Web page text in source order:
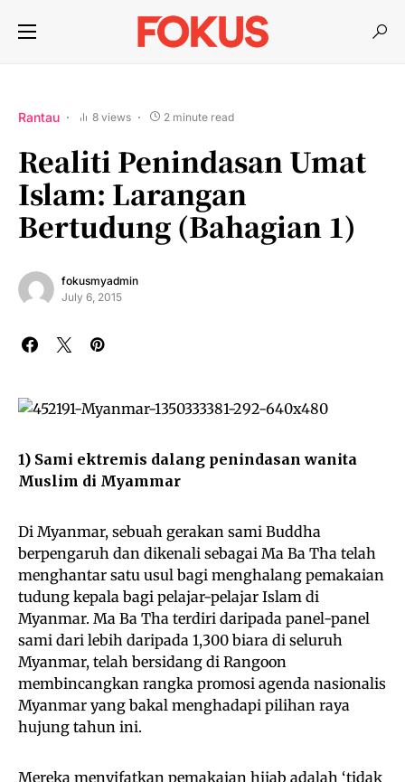
Rantau 8 views 2 minute read
Realiti Penindasan Umat
Islam: Larangan
Bertudung (bahagian 1)
fokusmyadmin
July 6, 2015
1) Sami ektremis dalang penindasan wanita
Muslim di Myammar
Di Myanmar, sebuah gerakan sami Buddha
berpengaruh dan dikenali sebagai Ma Ba Tha telah
menghantar satu usul bagi menghalang pemakaian
tudung kepala bagi pelajar-pelajar Islam di
Myanmar. Ma Ba Tha terdiri daripada panel-panel
sami dari lebih daripada 1,300 biara di seluruh
Myanmar, telah bersidang di Rangoon
membincangkan rangka promosi agenda nasionalis
Myanmar yang bakal menghadapi pilihan raya
hujung tahun ini.
Mereka menyifatkan pemakaian hijab adalah ‘tidak